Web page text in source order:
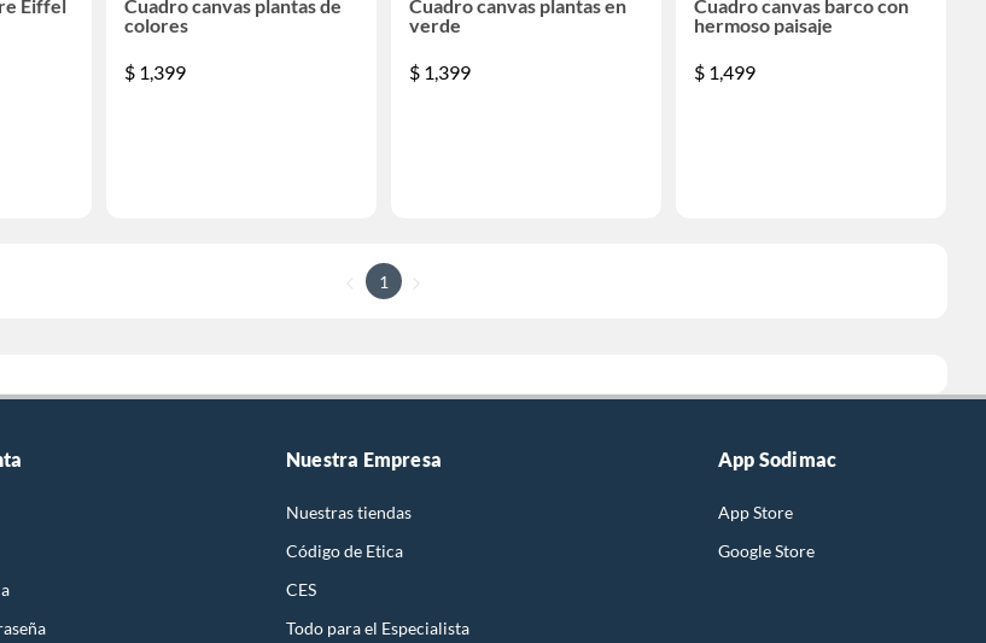
Eiffel
Cuadro canvas plantas de
colores
$ 1,399
Cuadro canvas plantas en
verde
$ 1,399
Cuadro canvas barco con
hermoso paisaje
$ 1,499
1
Nuestra Empresa
Nuestras tiendas
Código de Etica
CES
Todo para el Especialista
App Sodimac
App Store
Google Store